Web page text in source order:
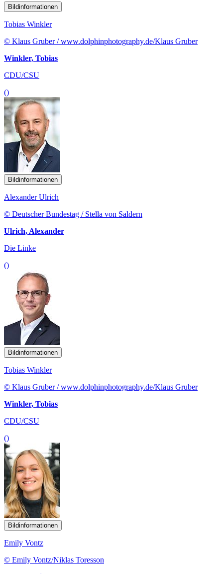
Bildinformationen
Tobias Winkler
© Klaus Gruber / www.dolphinphotography.de/Klaus Gruber
Winkler, Tobias
CDU/CSU
()
Bildinformationen
Alexander Ulrich
© Deutscher Bundestag / Stella von Saldern
Ulrich, Alexander
Die Linke
()
Bildinformationen
Tobias Winkler
© Klaus Gruber / www.dolphinphotography.de/Klaus Gruber
Winkler, Tobias
CDU/CSU
()
Bildinformationen
Emily Vontz
© Emily Vontz/Niklas Toresson